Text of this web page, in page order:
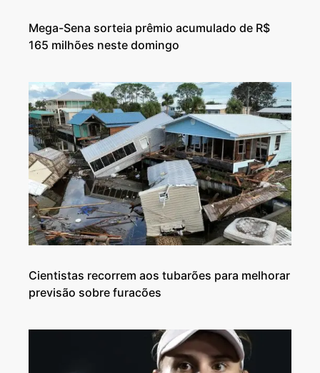
Mega-Sena sorteia prêmio acumulado de R$
165 milhões neste domingo
Cientistas recorrem aos tubarões para melhorar
previsão sobre furacões